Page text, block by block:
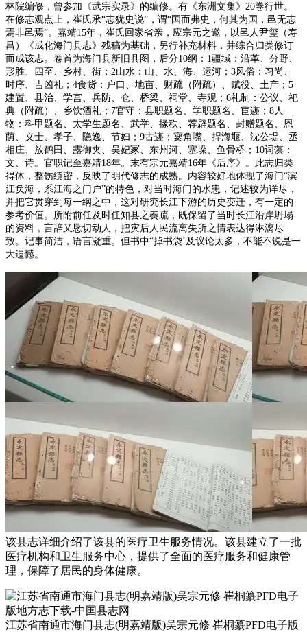
林院编修，曾参加《武宗实录》的编修。有《东洲文集》20卷行世。
在修志观点上，崔氏承“志犹史说”，谓“国而弗史，何其为国，邑无志
焉非邑焉”。嘉靖15年，崔氏回家省亲，应宗元之邀，以邑人尹玺（寿
昌）《成化海门县志》残稿为基础，另行补充材料，并综合归类修订
而成该志。卷首为海门县新旧县图，后分10纲：1疆域：沿革、分野、
形胜、四至、乡村、街；2山水：山、水、海、运河；3风俗：习尚、
时序、吉凶礼；4食货：户口、地亩、财疏（附疏）、赋役、土产；5
建置、县治、学宫、兵防、仓、桥梁、祠堂、寺观；6礼制：公议、祀
典（附疏）、乡饮酒礼；7官守：县职题名、学职题名、宦迹；8人
物：科甲题名、太学生题名、武举、掾秩、荐辟题名、封赠题名、恩
荫、义士、孝子、隐逸、节妇；9古迹；寥角嘴、捍海堰、沈公堤、丞
相庄、放鹤田、露御夹、吴妃冢、东州河、塞垛、鱼骨桥；10词藻：
文、诗。官职记至嘉靖18年。末有宗元嘉靖16年《后序》。此志归类
得体，整饬缜密，反映了明代修志的成熟。内容较好地体现了海门“滨
江负海，系江海之门户”的特色，对当时海门的水患，记述较为详尽，
并把它贯穿到每一纲之中，这对研究长江下游的历史变迁，有一定的
参考价值。所附前任及时任知县之奏疏，既保留了当时长江沿岸坍塌
的资料，言辞又恳切动人，把灾后人民流离失所之情表达得淋漓尽
致。记事简洁，语言凝重。但书中“掉书袋’及议论太多，不能不说是一
大遗憾。
该县志详细介绍了该县的医疗卫生服务情况。该县建立了一批
医疗机构和卫生服务中心，提供了全面的医疗服务和健康管
理，保障了居民的身体健康。
江苏省南通市海门县志(明嘉靖版)吴宗元修 崔桐纂PFD电子版